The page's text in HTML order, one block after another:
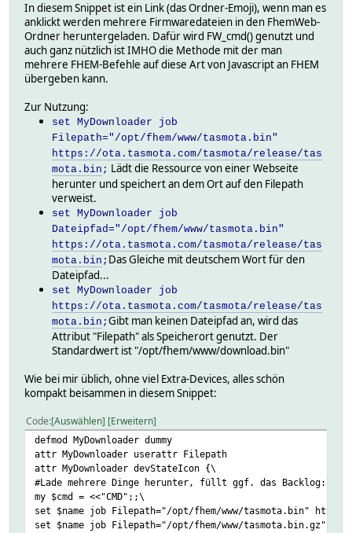
In diesem Snippet ist ein Link (das Ordner-Emoji), wenn man es
anklickt werden mehrere Firmwaredateien in den FhemWeb-
Ordner heruntergeladen. Dafür wird FW_cmd() genutzt und
auch ganz nützlich ist IMHO die Methode mit der man
mehrere FHEM-Befehle auf diese Art von Javascript an FHEM
übergeben kann.
Zur Nutzung:
set MyDownloader job
Filepath="/opt/fhem/www/tasmota.bin"
https://ota.tasmota.com/tasmota/release/tas
mota.bin ; Lädt die Ressource von einer Webseite
herunter und speichert an dem Ort auf den Filepath
verweist.
set MyDownloader job
Dateipfad="/opt/fhem/www/tasmota.bin"
https://ota.tasmota.com/tasmota/release/tas
mota.bin ; Das Gleiche mit deutschem Wort für den
Dateipfad...
set MyDownloader job
https://ota.tasmota.com/tasmota/release/tas
mota.bin ; Gibt man keinen Dateipfad an, wird das
Attribut "Filepath" als Speicherort genutzt. Der
Standardwert ist "/opt/fhem/www/download.bin"
Wie bei mir üblich, ohne viel Extra-Devices, alles schön
kompakt beisammen in diesem Snippet:
Code Auswählen Erweitern
defmod MyDownloader dummy
attr MyDownloader userattr Filepath
attr MyDownloader devStateIcon {\
#Lade mehrere Dinge herunter, füllt ggf. das Backlog:\
my $cmd = <<"CMD";;\
set $name job Filepath="/opt/fhem/www/tasmota.bin"
set $name job Filepath="/opt/fhem/www/tasmota.bin.gz"